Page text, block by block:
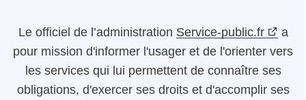
Le officiel de l’administration Service-public.fr
a
pour mission d'informer l'usager et de l'orienter vers
les services qui lui permettent de connaître ses
obligations, d'exercer ses droits et d'accomplir ses